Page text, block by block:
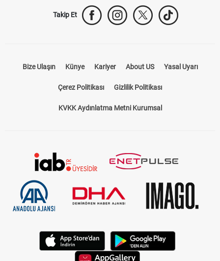
Takip Et
Bize Ulaşın Künye Kariyer About US Yasal Uyarı
Çerez Politikası Gizlilik Politikası
KVKK Aydınlatma Metni Kurumsal